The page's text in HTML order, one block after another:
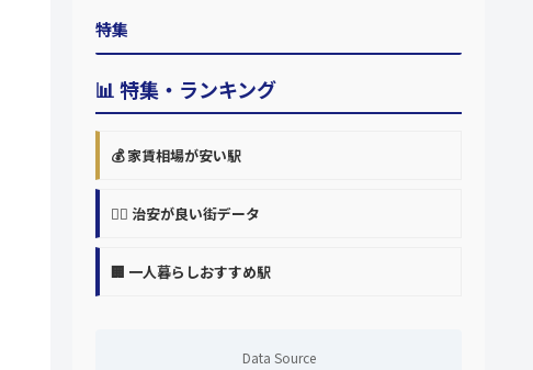
特集
📊 特集・ランキング
💰 家賃相場が安い駅
👮‍♀️ 治安が良い街データ
🏢 一人暮らしおすすめ駅
Data Source